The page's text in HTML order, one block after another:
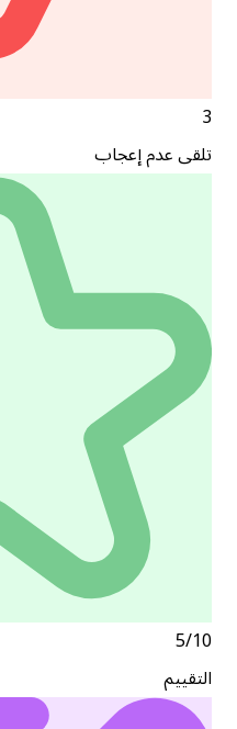
تلقى عدم إعجاب
5/10
التقييم